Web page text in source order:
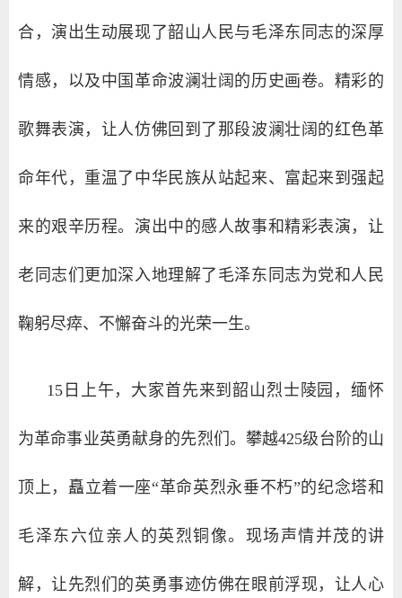
合，演出生动展现了韶山人民与毛泽东同志的深厚
情感，以及中国革命波澜壮阔的历史画卷。精彩的
歌舞表演，让人仿佛回到了那段波澜壮阔的红色革
命年代，重温了中华民族从站起来、富起来到强起
来的艰辛历程。演出中的感人故事和精彩表演，让
老同志们更加深入地理解了毛泽东同志为党和人民
鞠躬尽瘁、不懈奋斗的光荣一生。
15日上午，大家首先来到韶山烈士陵园，缅怀
为革命事业英勇献身的先烈们。攀越425级台阶的山
顶上，矗立着一座“革命英烈永垂不朽”的纪念塔和
毛泽东六位亲人的英烈铜像。现场声情并茂的讲
解，让先烈们的英勇事迹仿佛在眼前浮现，让人心